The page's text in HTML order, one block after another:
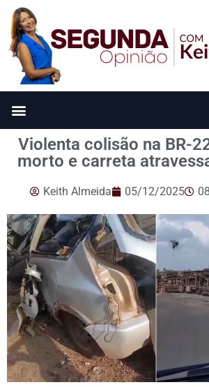
Violenta colisão na BR-
morto e carreta
Keith Almeida 05/12/2025